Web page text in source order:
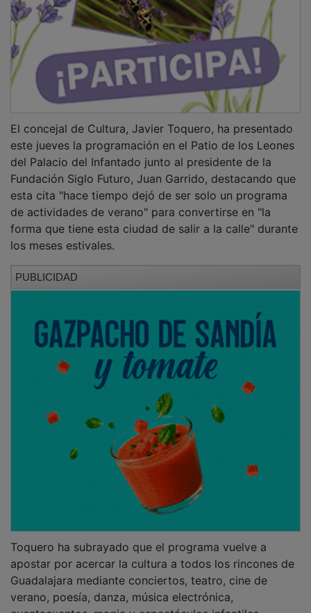
este jueves la programación en el Patio de los Leones
del Palacio del Infantado junto al presidente de la
Fundación Siglo Futuro, Juan Garrido, destacando que
esta cita "hace tiempo dejó de ser solo un programa
de actividades de verano" para convertirse en "la
forma que tiene esta ciudad de salir a la calle" durante
los meses estivales.
apostar por acercar la cultura a todos los rincones de
Guadalajara mediante conciertos, teatro, cine de
verano, poesía, danza, música electrónica,
cuentacuentos, magia y espectáculos infantiles,